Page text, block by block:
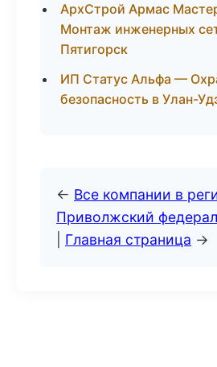
АрхСтрой Армас
Монтаж инженерных
Пятигорск
ИП Статус Альфа —
безопасность в Улан-
← Все компании в
Приволжский
Главная страница →